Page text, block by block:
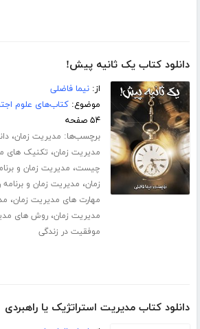
دانلود کتاب یک ثانیه پیش!
از:نیما فاضلی
موضوع:کتاب‌های علوم
۵۴ صفحه
برچسب‌ها: مدیریت زمان،
مدیریت زمان، تکنیک های
چیست، مدیریت زمان و
زمان، مدیریت زمان و برنامه
مهارت های مدیریت زمان،
مدیریت زمان،روش های
موفقیت در زندگی
دانلود کتاب مدیریت استراتژیک یا راهبردی